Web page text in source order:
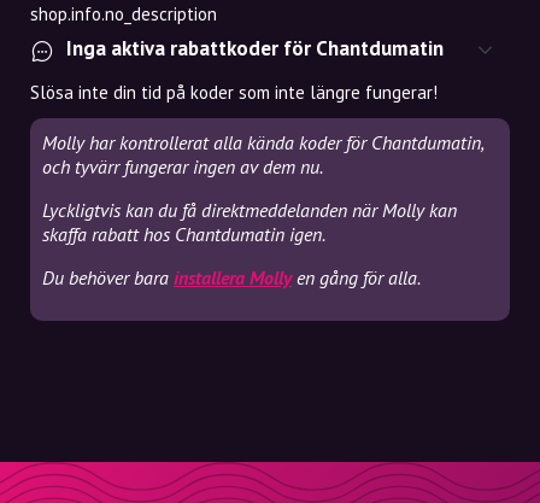
shop.info.no_description
Inga aktiva rabattkoder för Chantdumatin
Slösa inte din tid på koder som inte längre fungerar!
Molly har kontrollerat alla kända koder för Chantdumatin,
och tyvärr fungerar ingen av dem nu.
Lyckligtvis kan du få direktmeddelanden när Molly kan
skaffa rabatt hos Chantdumatin igen.
Du behöver bara installera Mollyen gång för alla.